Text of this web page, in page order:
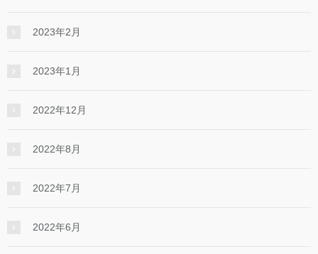
2023年2月
2023年1月
2022年12月
2022年8月
2022年7月
2022年6月